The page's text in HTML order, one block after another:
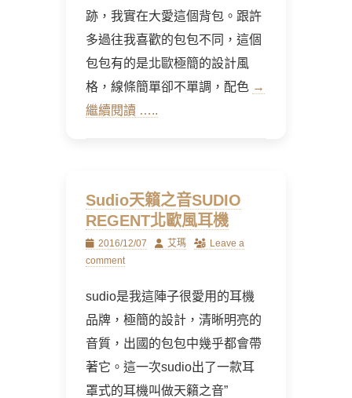
跡，我實在大愛這個背包。跟許
多過往我喜歡的包包不同，這個
包包有的是北歐極簡的設計風
格，線條簡單卻不單調，配色 →
繼續閱讀 …..
Sudio天籟之音SUDIO
REGENT北歐風耳機
Posted
on
2016/12/07 Author
艾瑪
Leave a
comment
sudio是我這陣子很愛用的耳機
品牌，極簡的設計，清晰明亮的
音質，出國的包包中幾乎都會帶
著它。這一次sudio出了一款耳
罩式的耳機叫做天籟之音”